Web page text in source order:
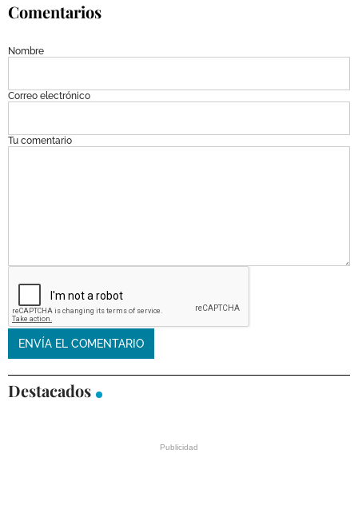
Comentarios
Nombre
Correo electrónico
Tu comentario
Destacados